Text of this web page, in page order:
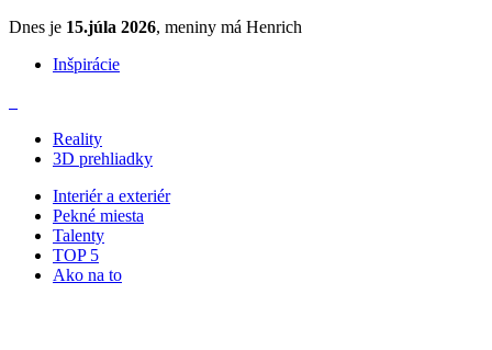
Dnes je 15.júla 2026, meniny má Henrich
Inšpirácie
Reality
3D prehliadky
Interiér a exteriér
Pekné miesta
Talenty
TOP 5
Ako na to